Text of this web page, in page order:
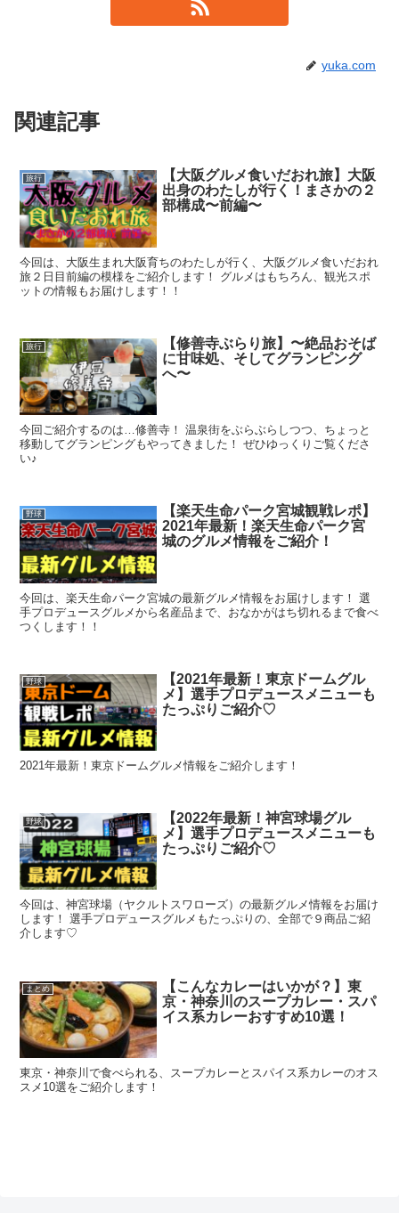
yuka.com
関連記事
旅行
【大阪グルメ食いだおれ旅】大阪
出身のわたしが行く！まさかの２
部構成〜前編〜
今回は、大阪生まれ大阪育ちのわたしが行く、大阪グルメ食いだおれ
旅２日目前編の模様をご紹介します！ グルメはもちろん、観光スポ
ットの情報もお届けします！！
旅行
【修善寺ぶらり旅】〜絶品おそば
に甘味処、そしてグランピング
へ〜
今回ご紹介するのは…修善寺！ 温泉街をぶらぶらしつつ、ちょっと
移動してグランピングもやってきました！ ぜひゆっくりご覧くださ
い♪
野球
【楽天生命パーク宮城観戦レポ】
2021年最新！楽天生命パーク宮
城のグルメ情報をご紹介！
今回は、楽天生命パーク宮城の最新グルメ情報をお届けします！ 選
手プロデュースグルメから名産品まで、おなかがはち切れるまで食べ
つくします！！
野球
【2021年最新！東京ドームグル
メ】選手プロデュースメニューも
たっぷりご紹介♡
2021年最新！東京ドームグルメ情報をご紹介します！
野球
【2022年最新！神宮球場グル
メ】選手プロデュースメニューも
たっぷりご紹介♡
今回は、神宮球場（ヤクルトスワローズ）の最新グルメ情報をお届け
します！ 選手プロデュースグルメもたっぷりの、全部で９商品ご紹
介します♡
まとめ
【こんなカレーはいかが？】東
京・神奈川のスープカレー・スパ
イス系カレーおすすめ10選！
東京・神奈川で食べられる、スープカレーとスパイス系カレーのオス
スメ10選をご紹介します！